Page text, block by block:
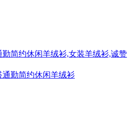
通勤简约休闲羊绒衫